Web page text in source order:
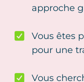
approche
Vous êtes
pour une
Vous